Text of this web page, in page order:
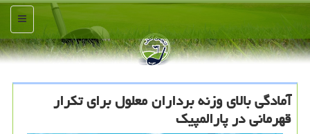
منو
آمادگی بالای وزنه برداران معلول برای تكرار
قهرمانی در پارالمپیك